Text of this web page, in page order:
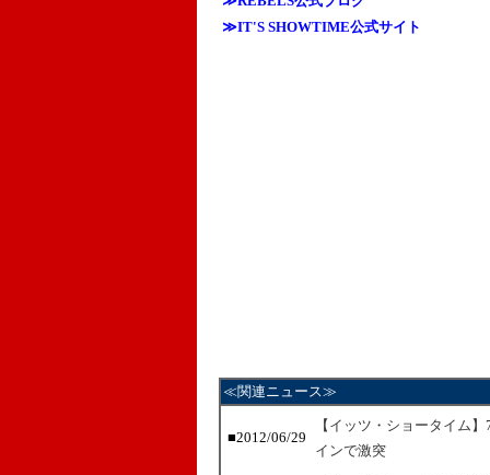
≫IT'S SHOWTIME公式サイト
≪関連ニュース≫
■2012/06/29
【イッツ・ショータイム
インで激突